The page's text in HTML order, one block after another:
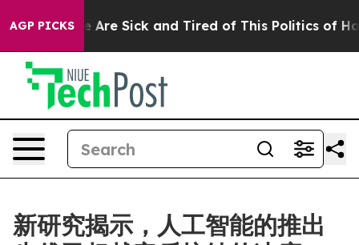
AGP PICKSAre Sick and Tired of This Politics of
新研究揭示，人工智能的推出